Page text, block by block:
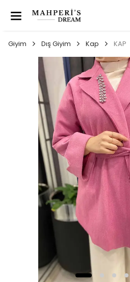
Giyim Dış Giyim Kap KAP